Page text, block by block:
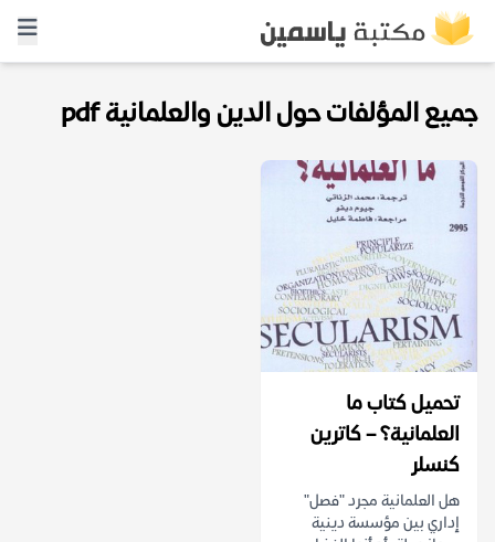
جميع المؤلفات حول الدين والعلمانية pdf
تحميل كتاب ما
العلمانية؟ – كاترين
كنسلر
هل العلمانية مجرد "فصل"
إداري بين مؤسسة دينية